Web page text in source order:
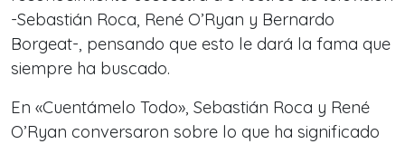
-Sebastián Roca, René O’Ryan y Bernardo
Borgeat-, pensando que esto le dará la fama que
siempre ha buscado.
En «Cuentámelo Todo», Sebastián Roca y René
O’Ryan conversaron sobre lo que ha significado